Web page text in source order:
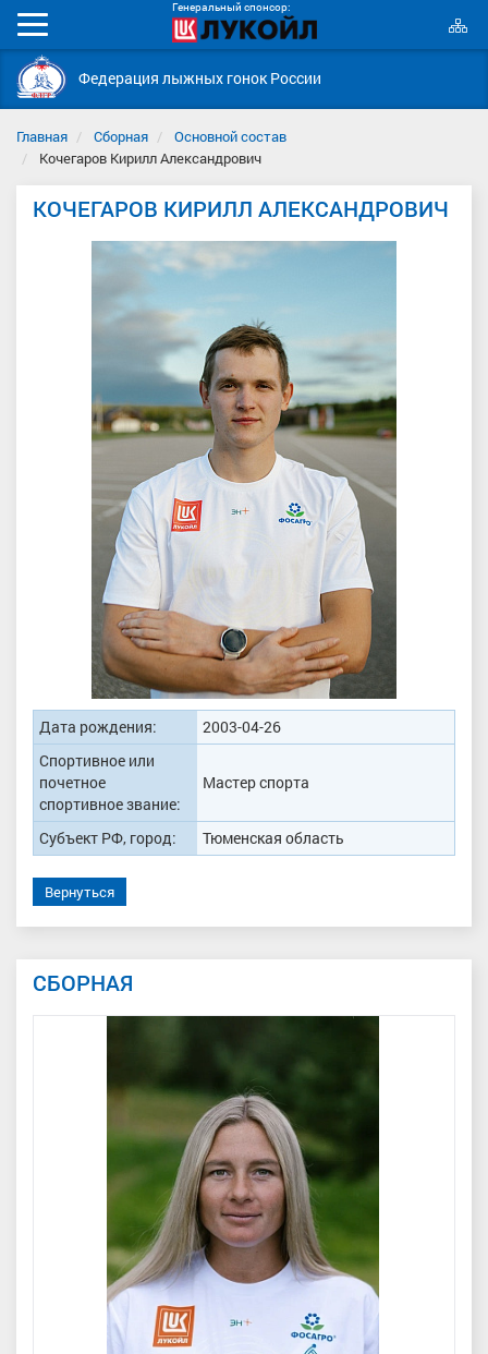
Генеральный спонсор:
Мобильное
меню
Федерация лыжных гонок России
Главная Сборная
Основной состав
Кочегаров Кирилл Александрович
КОЧЕГАРОВ КИРИЛЛ АЛЕКСАНДРОВИЧ
Дата рождения:
2003-04-26
Спортивное или
почетное
спортивное звание:
Мастер спорта
Субъект РФ, город: Тюменская область
Вернуться
СБОРНАЯ